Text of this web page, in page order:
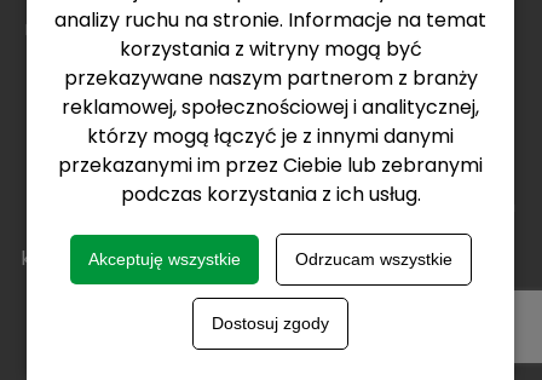
analizy ruchu na stronie. Informacje na temat
korzystania z witryny mogą być
przekazywane naszym partnerom z branży
reklamowej, społecznościowej i analitycznej,
którzy mogą łączyć je z innymi danymi
przekazanymi im przez Ciebie lub zebranymi
podczas korzystania z ich usług.
Akceptuję wszystkie Odrzucam wszystkie
Dostosuj zgody
najlepszych surowców i
współpracujemy ze
sprawdzonymi
kontrahentami. Mamy
świadomość, że jest to
ważne dla naszych
klientów. Budujemy
relacje z rolnikami,
wsłuchujemy się w ich
potrzeby. To właśnie
klienci, którzy sięgają po
naszą ofertę,
zainspirowali nas do
stworzenia kampanii:
Fungicydy
Insektycydy
Regulatory wzrostu
Zaprawy nasienne
Adiuwanty
Zestawy Innvigo
Uprawy
Ochrona zbóż ozimych
Ochrona zbóż jarych
Ochrona rzepaku
Ochrona kukurydzy
Ochrona słonecznika
Ochrona ziemniaka
Ochrona buraka